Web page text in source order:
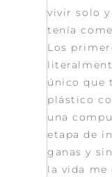
vivir solo y
tenía
Los
único que
plástico
una
etapa de
ganas y
la vida me